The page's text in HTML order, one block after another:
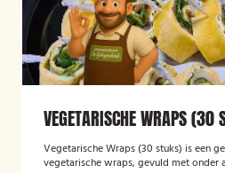
VEGETARISCHE WRAPS (30
Vegetarische Wraps (30 stuks) is een
vegetarische wraps, gevuld met onder